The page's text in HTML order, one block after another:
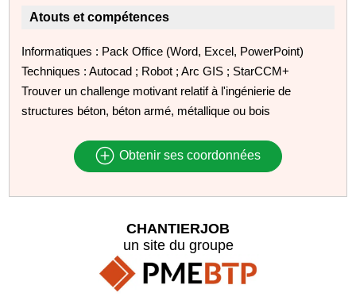
Atouts et compétences
Informatiques : Pack Office (Word, Excel, PowerPoint)
Techniques : Autocad ; Robot ; Arc GIS ; StarCCM+
Trouver un challenge motivant relatif à l'ingénierie de
structures béton, béton armé, métallique ou bois
Obtenir ses coordonnées
CHANTIERJOB
un site du groupe